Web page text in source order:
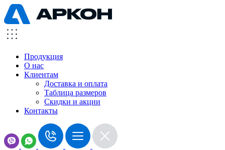
Продукция
О нас
Клиентам
Доставка и оплата
Таблица размеров
Скидки и акции
Контакты